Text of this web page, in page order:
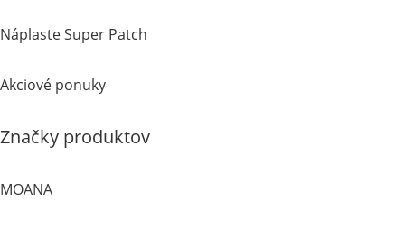
Náplaste Super Patch
Akciové ponuky
Značky produktov
MOANA